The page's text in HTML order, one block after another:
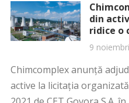
din
ridice o
9
Chimcomplex anunță
active la licitația